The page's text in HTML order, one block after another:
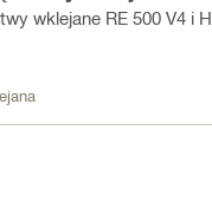
wklejane RE 500 V4 i